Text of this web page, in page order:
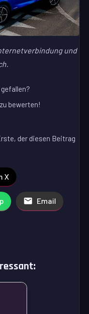
und
bewerten!
der diesen Beitrag
X
Email